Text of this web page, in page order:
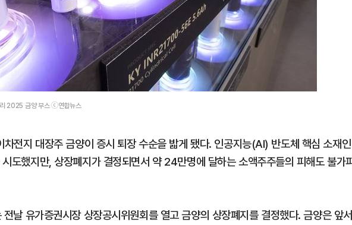
리 2025 금양 부스 ⓒ연합뉴스
전지 대장주 금양이 증시 퇴장 수순을 밟게 됐다. 인공지능(AI) 반도체 핵심 소재인
도했지만, 상장폐지가 결정되면서 약 24만명에 달하는 소액주주들의 피해도 불가
날 유가증권시장 상장공시위원회를 열고 금양의 상장폐지를 결정했다. 금양은 앞서